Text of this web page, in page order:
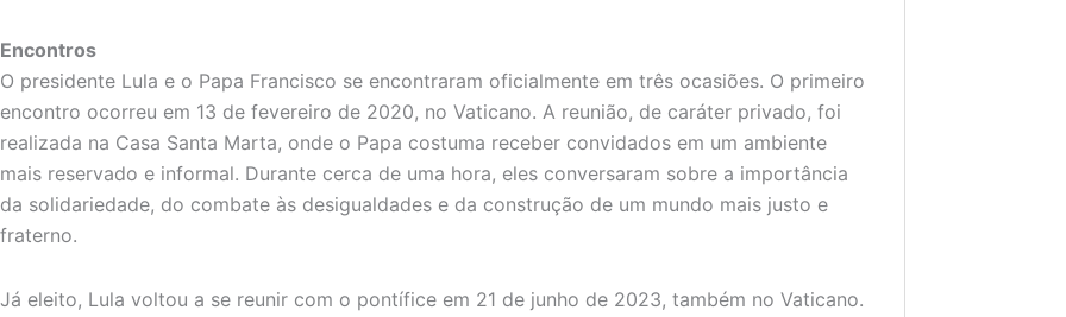
Encontros
O presidente Lula e o Papa Francisco se encontraram oficialmente em três ocasiões. O primeiro
encontro ocorreu em 13 de fevereiro de 2020, no Vaticano. A reunião, de caráter privado, foi
realizada na Casa Santa Marta, onde o Papa costuma receber convidados em um ambiente
mais reservado e informal. Durante cerca de uma hora, eles conversaram sobre a importância
da solidariedade, do combate às desigualdades e da construção de um mundo mais justo e
fraterno.
Já eleito, Lula voltou a se reunir com o pontífice em 21 de junho de 2023, também no Vaticano.